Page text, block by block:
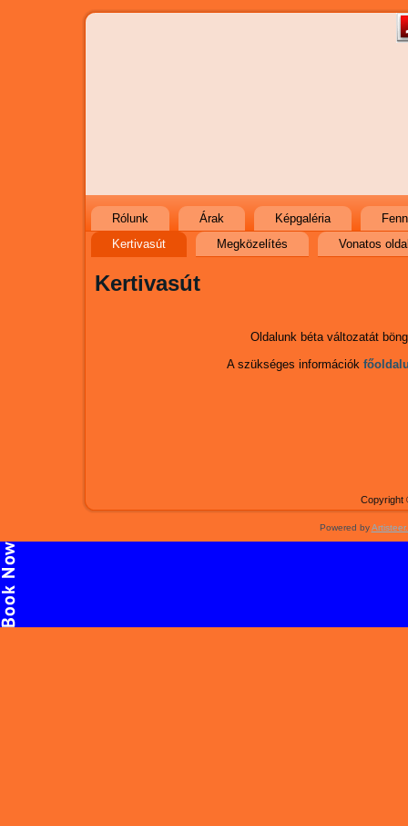
Rólunk Árak Képgaléria
Kertivasút
Megközelítés Vonatos
Kertivasút
Oldalunk béta változatát
A szükséges információk
Copyright
Powered by